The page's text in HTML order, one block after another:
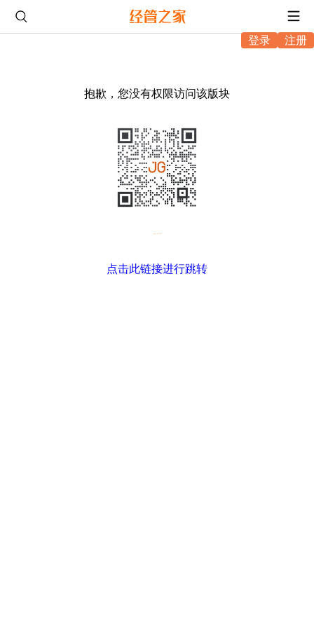
登录 注册
抱歉，您没有权限访问该版块
点击此链接进行跳转